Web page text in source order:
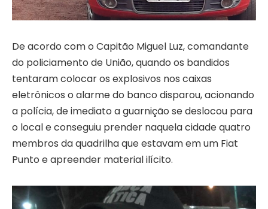
De acordo com o Capitão Miguel Luz, comandante
do policiamento de União, quando os bandidos
tentaram colocar os explosivos nos caixas
eletrônicos o alarme do banco disparou, acionando
a polícia, de imediato a guarnição se deslocou para
o local e conseguiu prender naquela cidade quatro
membros da quadrilha que estavam em um Fiat
Punto e apreender material ilícito.